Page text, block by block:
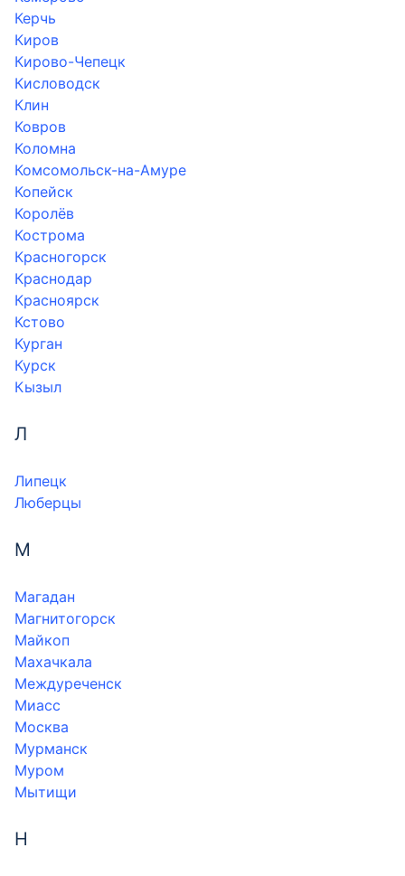
Керчь
Киров
Кирово-Чепецк
Кисловодск
Клин
Ковров
Коломна
Комсомольск-на-Амуре
Копейск
Королёв
Кострома
Красногорск
Краснодар
Красноярск
Кстово
Курган
Курск
Кызыл
Л
Липецк
Люберцы
М
Магадан
Магнитогорск
Майкоп
Махачкала
Междуреченск
Миасс
Москва
Мурманск
Муром
Мытищи
Н